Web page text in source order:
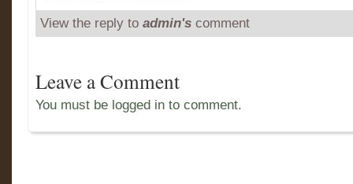
View the reply to admin's comment
Leave a Comment
You must be logged in to comment.